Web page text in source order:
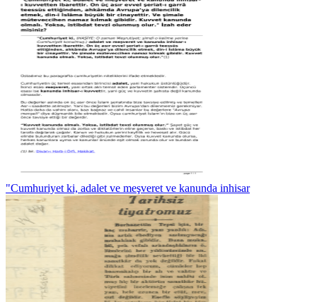
"Cumhuriyet ki, adalet ve meşveret ve kanunda inhisar